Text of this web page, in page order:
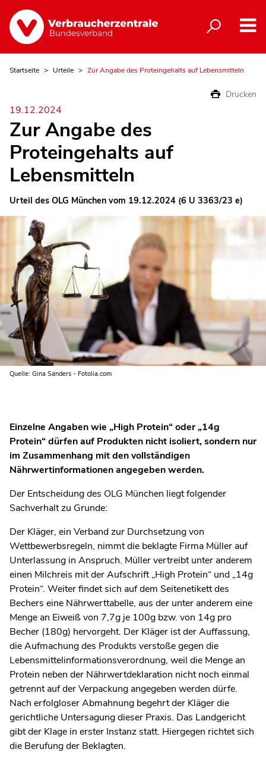
Startseite Urteile Zur Angabe des Proteingehalts auf Lebensmitteln
Drucken
19.12.2024
Zur Angabe des
Proteingehalts auf
Lebensmitteln
Urteil des OLG München vom 19.12.2024 (6 U 3363/23 e)
Quelle: Gina Sanders - Fotolia.com
Einzelne Angaben wie „High Protein“ oder „14g
Protein“ dürfen auf Produkten nicht isoliert, sondern nur
im Zusammenhang mit den vollständigen
Nährwertinformationen angegeben werden.
Der Entscheidung des OLG München liegt folgender
Sachverhalt zu Grunde:
Der Kläger, ein Verband zur Durchsetzung von
Wettbewerbsregeln, nimmt die beklagte Firma Müller auf
Unterlassung in Anspruch. Müller vertreibt unter anderem
einen Milchreis mit der Aufschrift „High Protein“ und „14g
Protein“. Weiter findet sich auf dem Seitenetikett des
Bechers eine Nährwerttabelle, aus der unter anderem eine
Menge an Eiweiß von 7,7g je 100g bzw. von 14g pro
Becher (180g) hervorgeht. Der Kläger ist der Auffassung,
die Aufmachung des Produkts verstoße gegen die
Lebensmittelinformationsverordnung, weil die Menge an
Protein neben der Nährwertdeklaration nicht noch einmal
getrennt auf der Verpackung angegeben werden dürfe.
Nach erfolgloser Abmahnung begehrt der Kläger die
gerichtliche Untersagung dieser Praxis. Das Landgericht
gibt der Klage in erster Instanz statt. Hiergegen richtet sich
die Berufung der Beklagten.